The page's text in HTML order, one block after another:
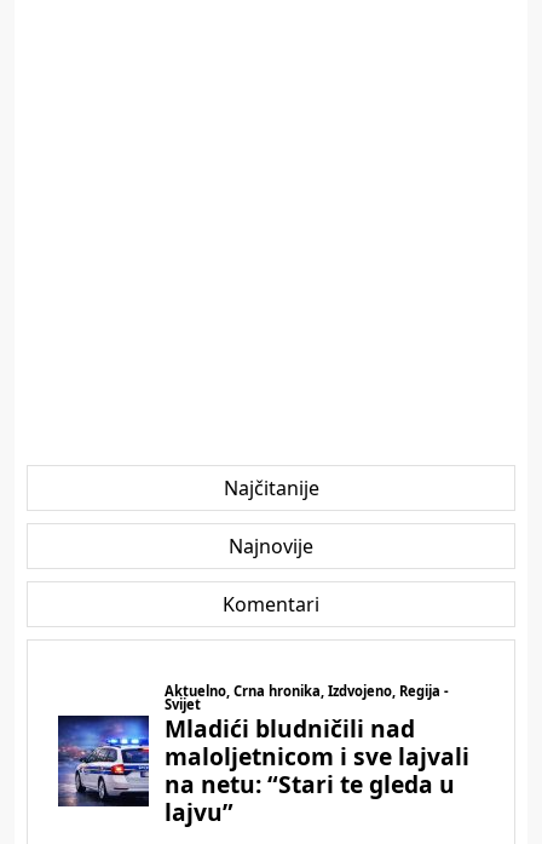
Najčitanije
Najnovije
Komentari